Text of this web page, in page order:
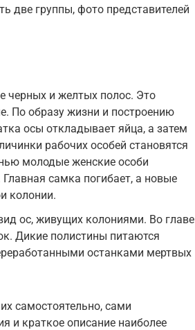
две группы, фото представителей
черных и желтых полос. Это
По образу жизни и построению
осы откладывает яйца, а затем
рабочих особей становятся
молодые женские особи
самка погибает, а новые
колонии.
ос, живущих колониями. Во главе
Дикие полистины питаются
останками мертвых
самостоятельно, сами
и краткое описание наиболее